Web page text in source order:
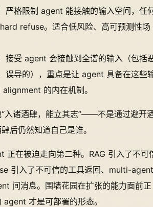
严格限制 agent 能接触的输入空间，任
refuse。适合低风险、高可预测性场
接受 agent 会接触到全谱的输入（包括
误导的），重点是让 agent 具备在这些
的内在机制。
入诸酒肆，能立其志”——不是通过避开
后仍然知道自己是谁。
正在被迫走向第二种。RAG 引入了不可
引入了不可信的工具返回、multi-agent
间消息。围墙花园在扩张的能力面前正
才是可部署的形态。